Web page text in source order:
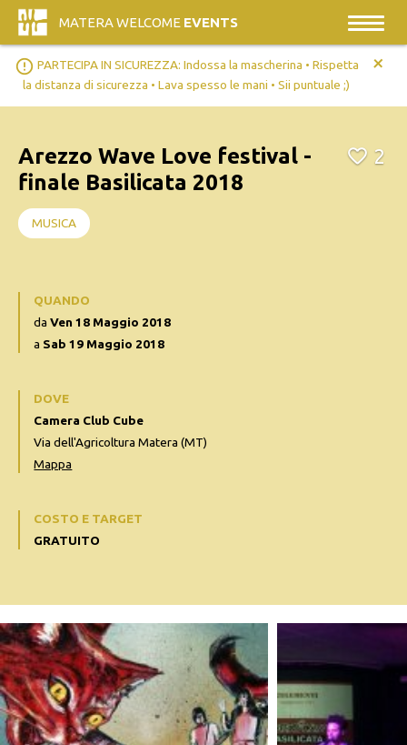
MATERA WELCOME EVENTS
error_outline PARTECIPA IN SICUREZZA: Indossa la mascherina • Rispetta
la distanza di sicurezza • Lava spesso le mani • Sii puntuale ;)
+
Arezzo Wave Love festival -
finale Basilicata 2018
2
MUSICA
QUANDO
daVen 18 Maggio 2018
a Sab 19 Maggio 2018
DOVE
Camera Club Cube
Via dell'Agricoltura Matera (MT)
Mappa
COSTO E TARGET
GRATUITO